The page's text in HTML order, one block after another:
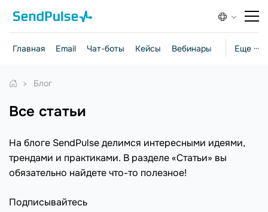
Еще ···
Главная Email Чат-боты Кейсы Вебинары Стратегии
Блог
Все статьи
На блоге SendPulse делимся интересными идеями,
трендами и практиками. В разделе «Статьи» вы
обязательно найдете что-то полезное!
Подписывайтесь